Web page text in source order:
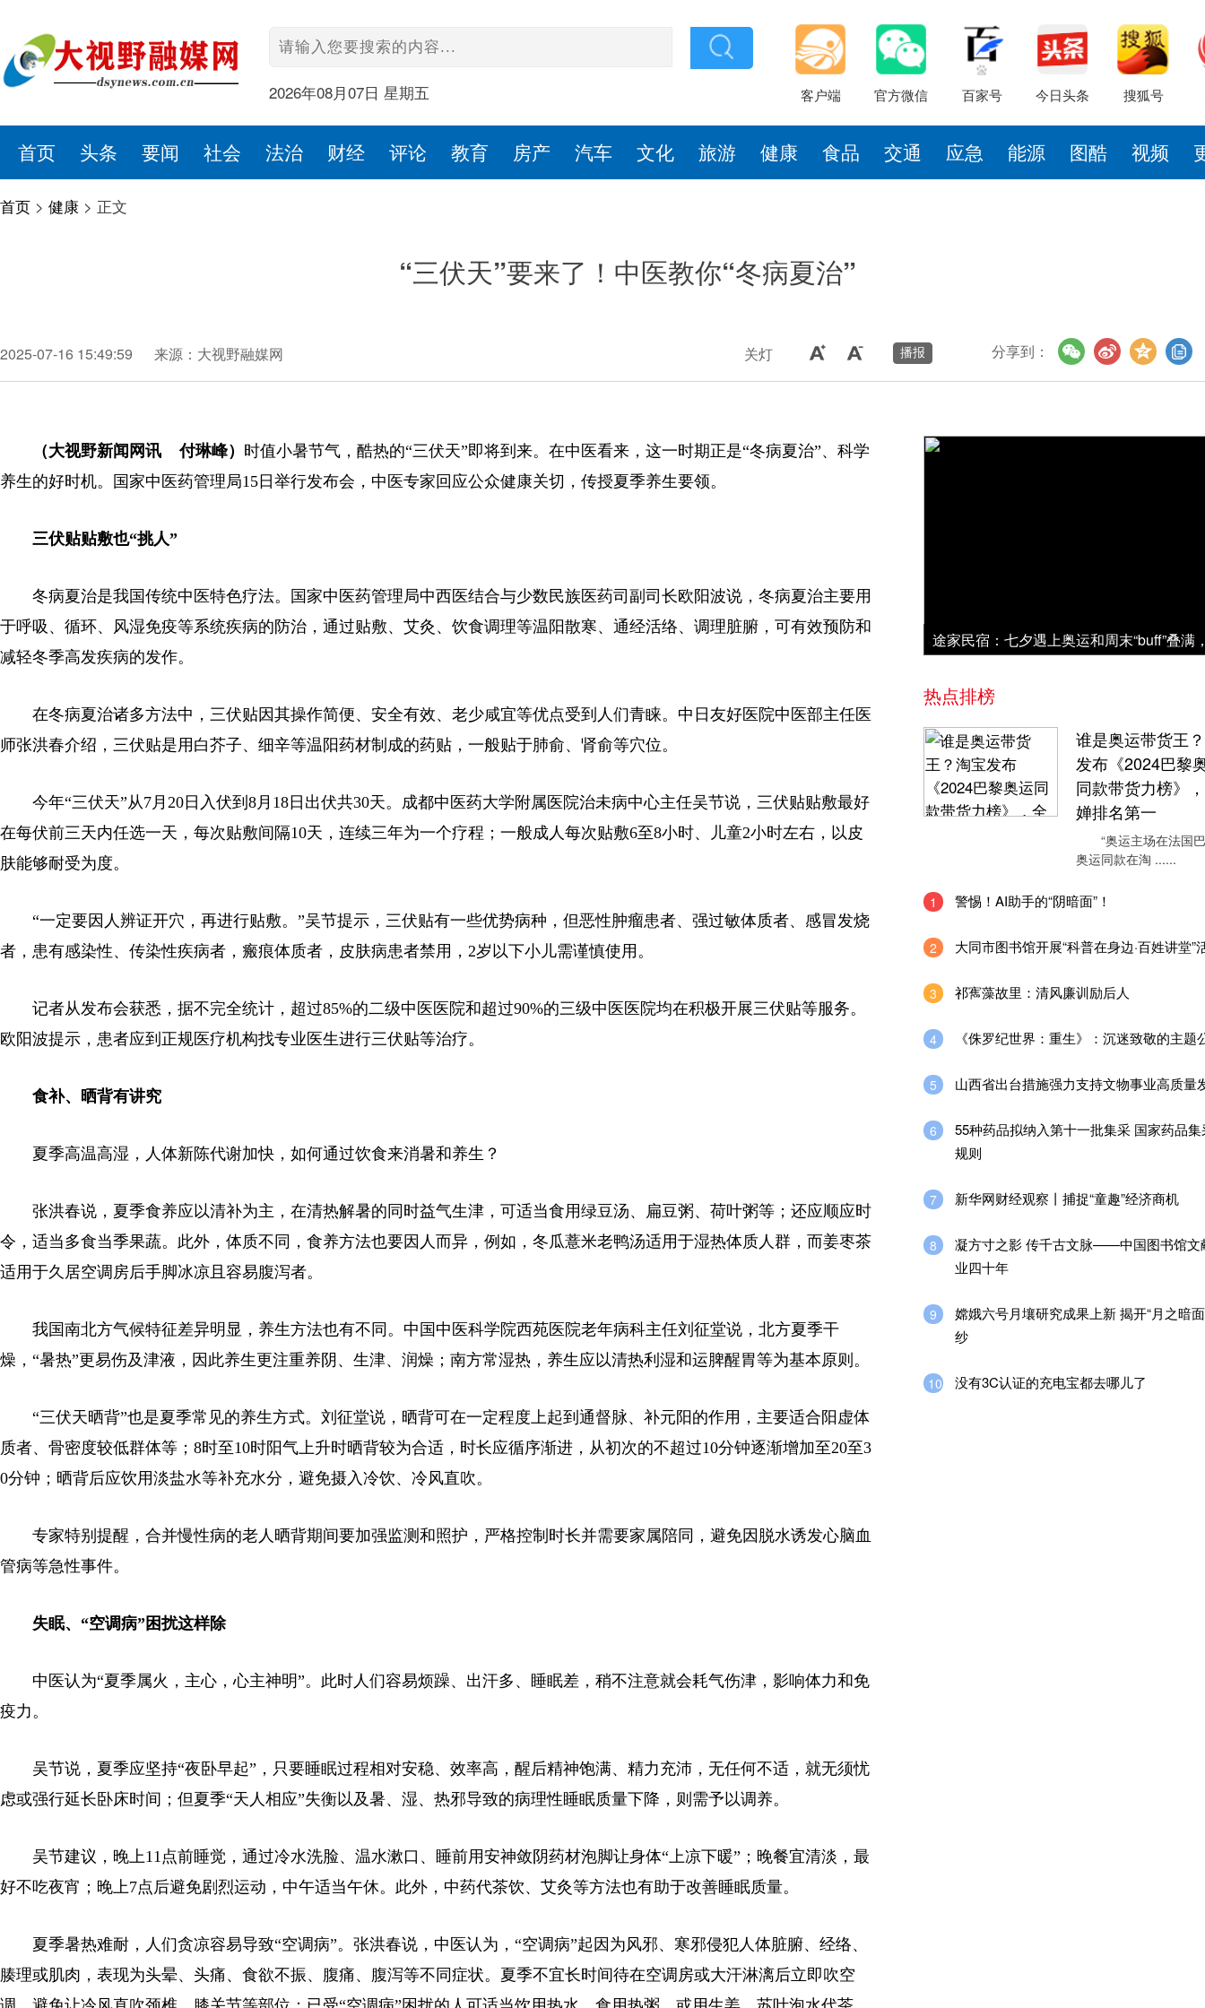
2026年08月07日 星期五 客户端 官方微信 百家号 今日头条 搜狐号
首页 头条 要闻 社会 法治 财经 评论 教育 房产 汽车 文化 旅游 健康 食品 交通 应急 能源 图酷 视频
首页 > 健康 > 正文
“三伏天”要来了！中医教你“冬病夏治”
2025-07-16 15:49:59 来源：大视野融媒网 关灯 分享到：
（大视野新闻网讯 付琳峰） 时值小暑节气，酷热的“三伏天”即将到来。在中医看来，这一时期正是“冬病夏治”、科学
养生的好时机。国家中医药管理局15日举行发布会，中医专家回应公众健康关切，传授夏季养生要领。
三伏贴贴敷也“挑人”
冬病夏治是我国传统中医特色疗法。国家中医药管理局中西医结合与少数民族医药司副司长欧阳波说，冬病夏治主要用
于呼吸、循环、风湿免疫等系统疾病的防治，通过贴敷、艾灸、饮食调理等温阳散寒、通经活络、调理脏腑，可有效预防和
减轻冬季高发疾病的发作。
在冬病夏治诸多方法中，三伏贴因其操作简便、安全有效、老少咸宜等优点受到人们青睐。中日友好医院中医部主任医
师张洪春介绍，三伏贴是用白芥子、细辛等温阳药材制成的药贴，一般贴于肺俞、肾俞等穴位。
今年“三伏天”从7月20日入伏到8月18日出伏共30天。成都中医药大学附属医院治未病中心主任吴节说，三伏贴贴敷最好
在每伏前三天内任选一天，每次贴敷间隔10天，连续三年为一个疗程；一般成人每次贴敷6至8小时、儿童2小时左右，以皮
肤能够耐受为度。
“一定要因人辨证开穴，再进行贴敷。”吴节提示，三伏贴有一些优势病种，但恶性肿瘤患者、强过敏体质者、感冒发烧
者，患有感染性、传染性疾病者，瘢痕体质者，皮肤病患者禁用，2岁以下小儿需谨慎使用。
记者从发布会获悉，据不完全统计，超过85%的二级中医医院和超过90%的三级中医医院均在积极开展三伏贴等服务。
欧阳波提示，患者应到正规医疗机构找专业医生进行三伏贴等治疗。
食补、晒背有讲究
夏季高温高湿，人体新陈代谢加快，如何通过饮食来消暑和养生？
张洪春说，夏季食养应以清补为主，在清热解暑的同时益气生津，可适当食用绿豆汤、扁豆粥、荷叶粥等；还应顺应时
令，适当多食当季果蔬。此外，体质不同，食养方法也要因人而异，例如，冬瓜薏米老鸭汤适用于湿热体质人群，而姜枣茶
适用于久居空调房后手脚冰凉且容易腹泻者。
我国南北方气候特征差异明显，养生方法也有不同。中国中医科学院西苑医院老年病科主任刘征堂说，北方夏季干
燥，“暑热”更易伤及津液，因此养生更注重养阴、生津、润燥；南方常湿热，养生应以清热利湿和运脾醒胃等为基本原则。
“三伏天晒背”也是夏季常见的养生方式。刘征堂说，晒背可在一定程度上起到通督脉、补元阳的作用，主要适合阳虚体
质者、骨密度较低群体等；8时至10时阳气上升时晒背较为合适，时长应循序渐进，从初次的不超过10分钟逐渐增加至20至3
0分钟；晒背后应饮用淡盐水等补充水分，避免摄入冷饮、冷风直吹。
专家特别提醒，合并慢性病的老人晒背期间要加强监测和照护，严格控制时长并需要家属陪同，避免因脱水诱发心脑血
管病等急性事件。
失眠、“空调病”困扰这样除
中医认为“夏季属火，主心，心主神明”。此时人们容易烦躁、出汗多、睡眠差，稍不注意就会耗气伤津，影响体力和免
疫力。
吴节说，夏季应坚持“夜卧早起”，只要睡眠过程相对安稳、效率高，醒后精神饱满、精力充沛，无任何不适，就无须忧
虑或强行延长卧床时间；但夏季“天人相应”失衡以及暑、湿、热邪导致的病理性睡眠质量下降，则需予以调养。
吴节建议，晚上11点前睡觉，通过冷水洗脸、温水漱口、睡前用安神敛阴药材泡脚让身体“上凉下暖”；晚餐宜清淡，最
好不吃夜宵；晚上7点后避免剧烈运动，中午适当午休。此外，中药代茶饮、艾灸等方法也有助于改善睡眠质量。
夏季暑热难耐，人们贪凉容易导致“空调病”。张洪春说，中医认为，“空调病”起因为风邪、寒邪侵犯人体脏腑、经络、
腠理或肌肉，表现为头晕、头痛、食欲不振、腹痛、腹泻等不同症状。夏季不宜长时间待在空调房或大汗淋漓后立即吹空
热点排榜
谁是奥运带货王
发布《2024巴黎
同款带货力榜》
婵排名第一
“奥运主场在法国
奥运同款在淘 ......
1 警惕！AI助手的“阴暗面”！
2 大同市图书馆开展“科普在身边·百姓讲堂”
3 祁寯藻故里：清风廉训励后人
4 《侏罗纪世界：重生》：沉迷致敬的主题
5 山西省出台措施强力支持文物事业高质量
6
55种药品拟纳入第十一批集采 国家药品
规则
7 新华网财经观察丨捕捉“童趣”经济商机
8
凝方寸之影 传千古文脉——中国图书馆文
业四十年
9
嫦娥六号月壤研究成果上新 揭开“月之暗
纱
10 没有3C认证的充电宝都去哪儿了